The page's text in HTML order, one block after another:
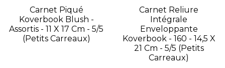
Carnet Piqué
Koverbook Blush -
Assortis - 11 X 17 Cm - 5/5
(petits Carreaux)
Carnet Reliure
Intégrale
Enveloppante
Koverbook - 160 - 14,5 X
21 Cm - 5/5 (petits
Carreaux)